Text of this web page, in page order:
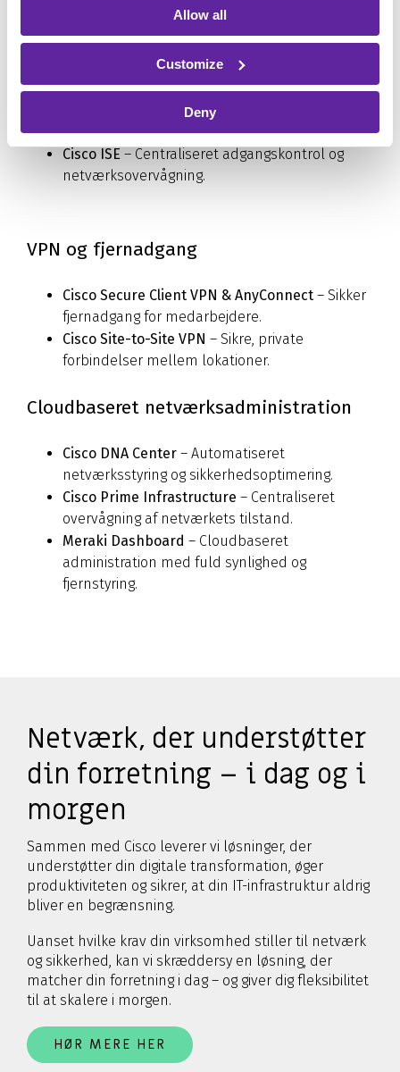
Allow all
Customize
Deny
– Global trusselsbeskyttelse i
realtid.
Cisco Umbrella– Cloudbaseret sikkerhed mod
cybertrusler.
– To-faktor-godkendelse og
adgangskontrol.
Cisco ISE – Centraliseret adgangskontrol og
netværksovervågning.
VPN og fjernadgang
Cisco Secure Client VPN & AnyConnect – Sikker
fjernadgang for medarbejdere.
Cisco Site-to-Site VPN – Sikre, private
forbindelser mellem lokationer.
Cloudbaseret netværksadministration
Cisco DNA Center – Automatiseret
netværksstyring og sikkerhedsoptimering.
Cisco Prime Infrastructure – Centraliseret
overvågning af netværkets tilstand.
Meraki Dashboard – Cloudbaseret
administration med fuld synlighed og
fjernstyring.
Netværk, der understøtter
din forretning – i dag og i
morgen
Sammen med Cisco leverer vi løsninger, der
understøtter din digitale transformation, øger
produktiviteten og sikrer, at din IT-infrastruktur aldrig
bliver en begrænsning.
Uanset hvilke krav din virksomhed stiller til netværk
og sikkerhed, kan vi skræddersy en løsning, der
matcher din forretning i dag – og giver dig fleksibilitet
til at skalere i morgen.
HØR MERE HER